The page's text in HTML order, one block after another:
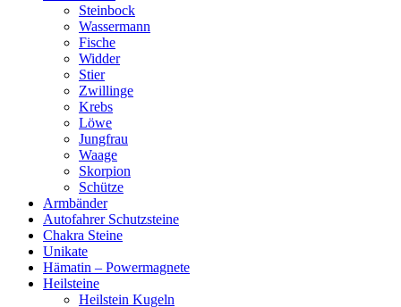
Steinbock
Wassermann
Fische
Widder
Stier
Zwillinge
Krebs
Löwe
Jungfrau
Waage
Skorpion
Schütze
Armbänder
Autofahrer Schutzsteine
Chakra Steine
Unikate
Hämatin – Powermagnete
Heilsteine
Heilstein Kugeln